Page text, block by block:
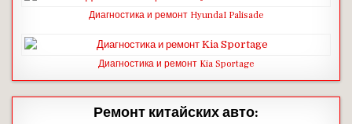
Диагностика и ремонт HyundaI Palisade
Диагностика и ремонт Kia Sportage
Ремонт китайских авто: